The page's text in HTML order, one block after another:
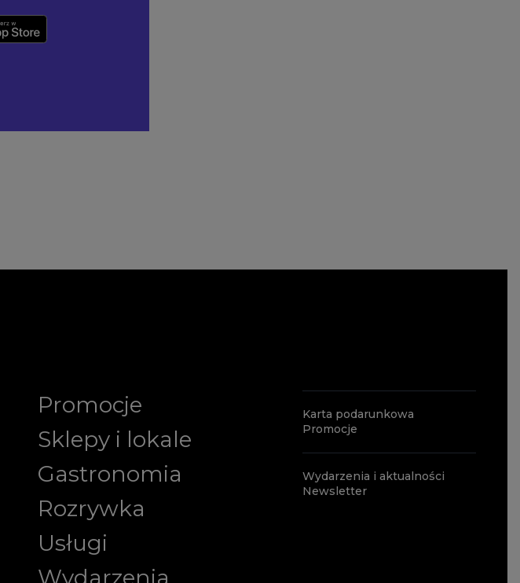
Promocje
Sklepy i lokale
Gastronomia
Rozrywka
Usługi
Wydarzenia
Karta podarunkowa
Promocje
Wydarzenia i aktualności
Newsletter